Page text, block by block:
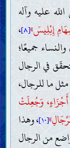
عليه وآله
إِبْلِيسَ»[٨] ،
جميعًا؛
في الرجال
ما للرجال،
وَجُعِلَتْ
[١٠] ، وهذا
من الرجال